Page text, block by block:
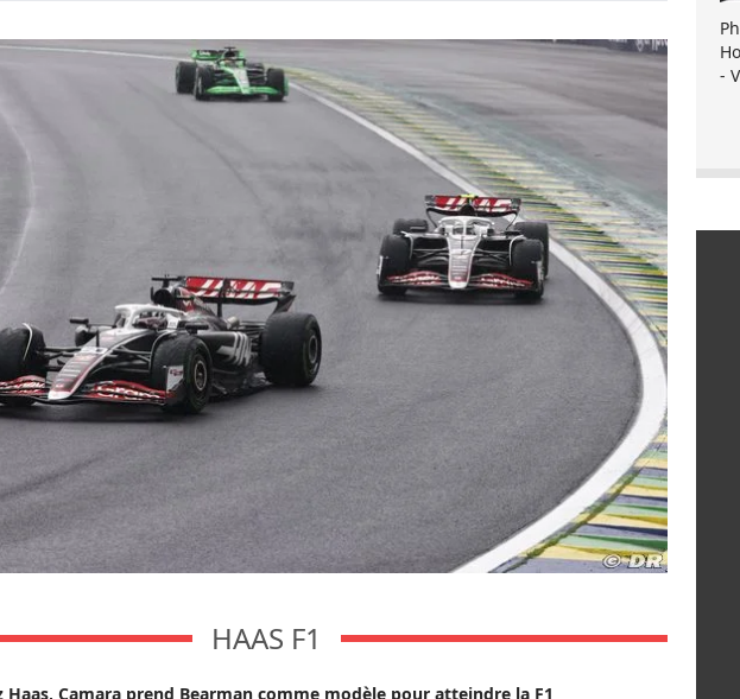
HAAS F1
Haas, Camara prend Bearman comme modèle pour atteindre la F1
-